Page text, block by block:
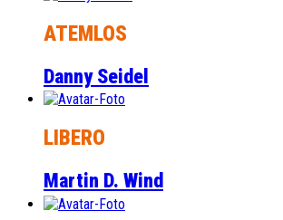
ATEMLOS
Danny Seidel
LIBERO
Martin D. Wind